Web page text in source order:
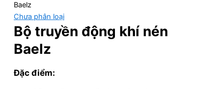
Baelz
Chưa phân loại
Bộ truyền động khí nén
Baelz
Đặc điểm: